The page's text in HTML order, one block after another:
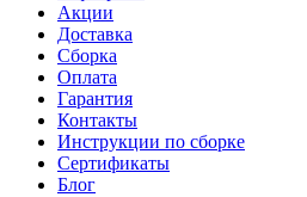
Акции
Доставка
Сборка
Оплата
Гарантия
Контакты
Инструкции по сборке
Сертификаты
Блог